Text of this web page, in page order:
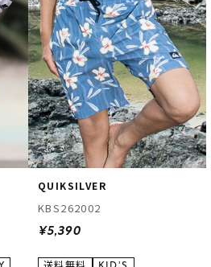
QUIKSILVER
KBS262002
¥5,390